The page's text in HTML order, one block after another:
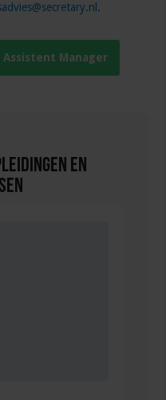
.
Manager
en